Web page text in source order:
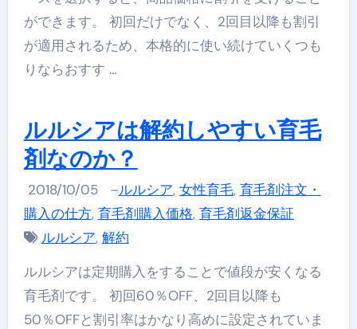
ができます。 初回だけでなく、2回目以降も割引
が適用されるため、本格的に使い続けていくつも
りならおすす …
ルルシアは解約しやすい育毛
剤なのか？
2018/10/05 –ルルシア, 女性育毛, 育毛剤注文・
購入の仕方, 育毛剤購入価格, 育毛剤返金保証
ルルシア, 解約
ルルシアは定期購入をすることで値段が安くなる
育毛剤です。 初回60％OFF、2回目以降も
50％OFFと割引率はかなり高めに設定されていま